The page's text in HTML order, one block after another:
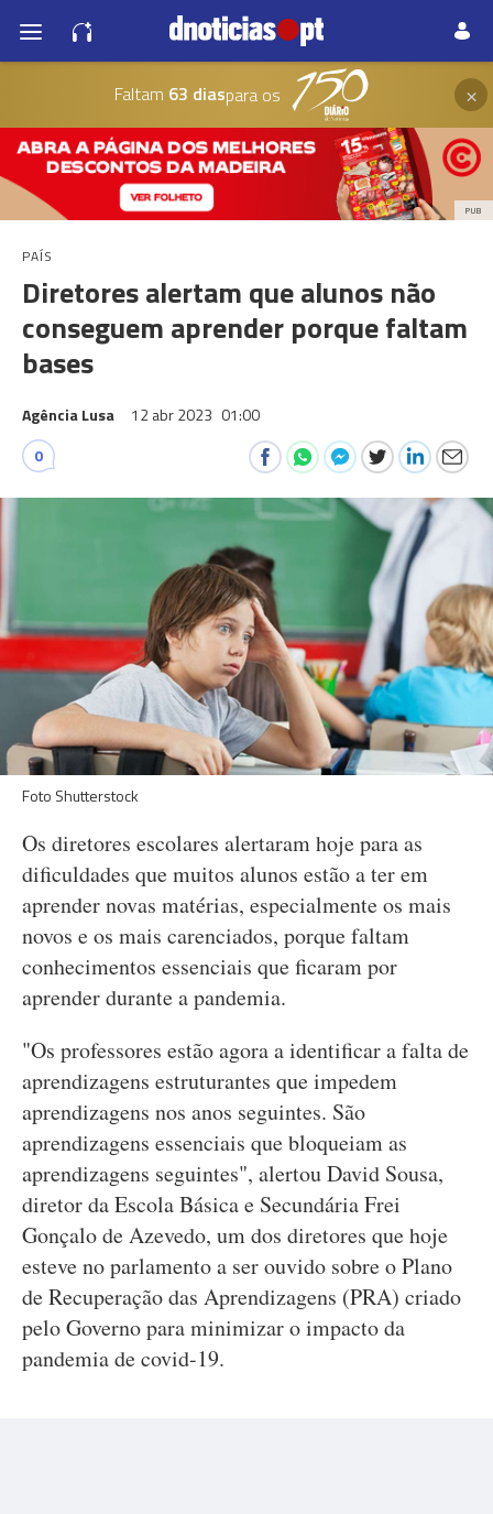
Faltam 63 diaspara os ×
PUB
PAÍS
Diretores alertam que alunos não
conseguem aprender porque faltam
bases
Agência Lusa 12 abr 2023 01:00
0
Foto Shutterstock
Os diretores escolares alertaram hoje para as
dificuldades que muitos alunos estão a ter em
aprender novas matérias, especialmente os mais
novos e os mais carenciados, porque faltam
conhecimentos essenciais que ficaram por
aprender durante a pandemia.
"Os professores estão agora a identificar a falta de
aprendizagens estruturantes que impedem
aprendizagens nos anos seguintes. São
aprendizagens essenciais que bloqueiam as
aprendizagens seguintes", alertou David Sousa,
diretor da Escola Básica e Secundária Frei
Gonçalo de Azevedo, um dos diretores que hoje
esteve no parlamento a ser ouvido sobre o Plano
de Recuperação das Aprendizagens (PRA) criado
pelo Governo para minimizar o impacto da
pandemia de covid-19.